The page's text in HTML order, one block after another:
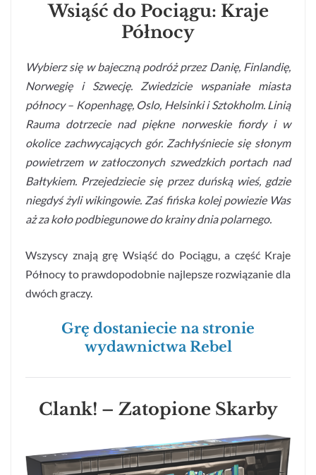
Wsiąść do Pociągu: Kraje
Północy
Wybierz się w bajeczną podróż przez Danię, Finlandię,
Norwegię i Szwecję. Zwiedzicie wspaniałe miasta
północy – Kopenhagę, Oslo, Helsinki i Sztokholm. Linią
Rauma dotrzecie nad piękne norweskie fiordy i w
okolice zachwycających gór. Zachłyśniecie się słonym
powietrzem w zatłoczonych szwedzkich portach nad
Bałtykiem. Przejedziecie się przez duńską wieś, gdzie
niegdyś żyli wikingowie. Zaś fińska kolej powiezie Was
aż za koło podbiegunowe do krainy dnia polarnego.
Wszyscy znają grę Wsiąść do Pociągu, a część Kraje
Północy to prawdopodobnie najlepsze rozwiązanie dla
dwóch graczy.
Grę dostaniecie na stronie
wydawnictwa Rebel
Clank! – Zatopione Skarby